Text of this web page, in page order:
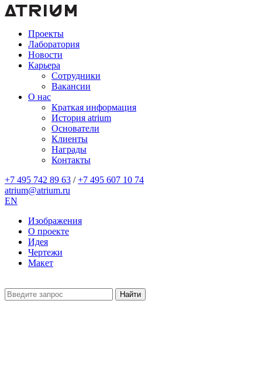
Проекты
Лаборатория
Новости
Карьера
Сотрудники
Вакансии
О нас
Краткая информация
История atrium
Основатели
Клиенты
Награды
Контакты
+7 495 742 89 63 / +7 495 607 10 74
atrium@atrium.ru
EN
Изображения
О проекте
Идея
Чертежи
Макет
Найти